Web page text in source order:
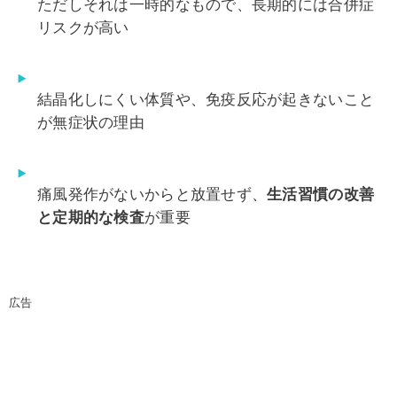
ただしそれは一時的なもので、長期的には合併症
リスクが高い
結晶化しにくい体質や、免疫反応が起きないこと
が無症状の理由
痛風発作がないからと放置せず、生活習慣の改善
と定期的な検査が重要
広告